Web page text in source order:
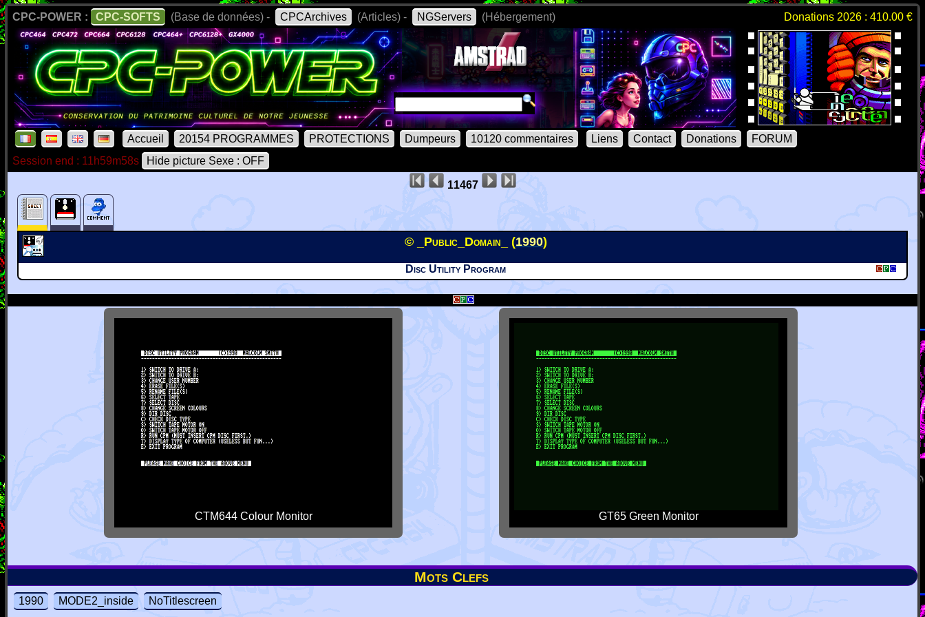
CPC-POWER : CPC-SOFTS (Base de données) - CPCArchives (Articles) - NGServers (Hébergement) Donations 2026 : 410.00 €
Accueil 20154 PROGRAMMES PROTECTIONS Dumpeurs 10120 commentaires Liens Contact Donations
FORUM
Session end : 11h59m58s
Hide picture Sexe : OFF
11467
© _Public_Domain_ (1990)
Disc Utility Program
CTM644 Colour Monitor GT65 Green Monitor
Mots Clefs
1990 MODE2_inside NoTitlescreen